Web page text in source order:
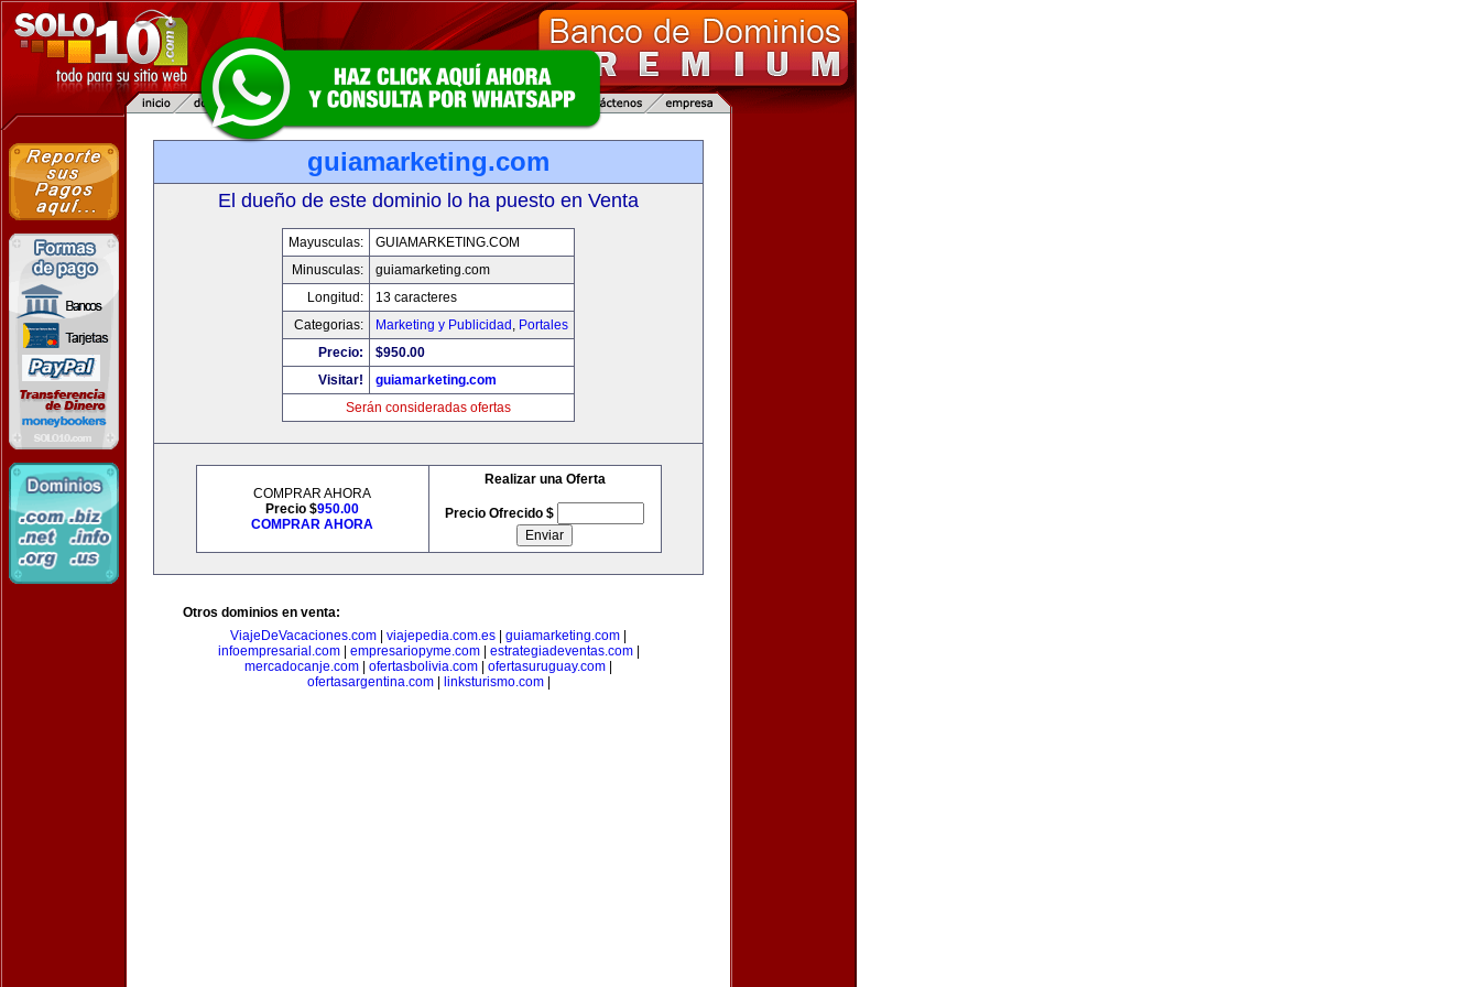
guiamarketing.com
El dueño de este dominio lo ha puesto en Venta
Mayusculas:
GUIAMARKETING.COM
Minusculas:
guiamarketing.com
Longitud:
13 caracteres
Categorias:
Marketing y Publicidad , Portales
Precio:
$950.00
Visitar!
guiamarketing.com
Serán consideradas ofertas
COMPRAR AHORA
Precio $950.00
COMPRAR AHORA
Realizar una Oferta
Precio Ofrecido $
Otros dominios en venta:
ViajeDeVacaciones.com
viajepedia.com.es guiamarketing.com
infoempresarial.com| empresariopyme.com| estrategiadeventas.com|
mercadocanje.com
ofertasbolivia.com ofertasuruguay.com
ofertasargentina.com| linksturismo.com|